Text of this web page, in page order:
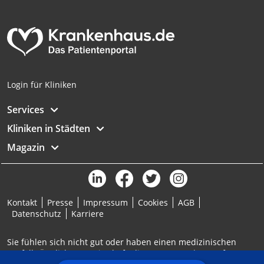
Login für Kliniken
Services
Kliniken in Städten
Magazin
Kontakt Presse Impressum Cookies
AGB
Datenschutz
Karriere
Sie fühlen sich nicht gut oder haben einen medizinischen
Notfall? Ärztlicher Bereitschaftsdienst: 116117 | Notruf: 112
verschiedenen Quellen
Entwicklung und Verbesserung der
Verwendung reduzierter Daten zur Auswahl
IAB-Besonderheiten:
Verwendung genauer Standortdaten
Informationen identifizieren
Nicht-IAB-Verarbeitungszwecke:
Notwendig